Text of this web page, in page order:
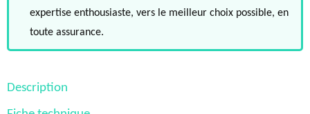
expertise enthousiaste, vers le meilleur choix possible, en
toute assurance.
Description